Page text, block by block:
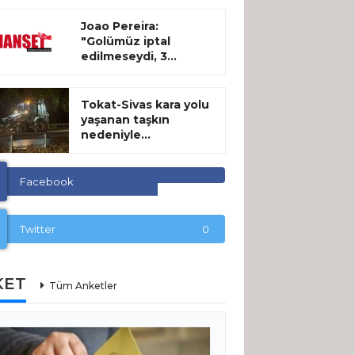
Joao Pereira:
"Golümüz iptal
edilmeseydi, 3...
Tokat-Sivas kara yolu
yaşanan taşkın
nedeniyle...
Facebook
Twitter 0
Tüm Anketler